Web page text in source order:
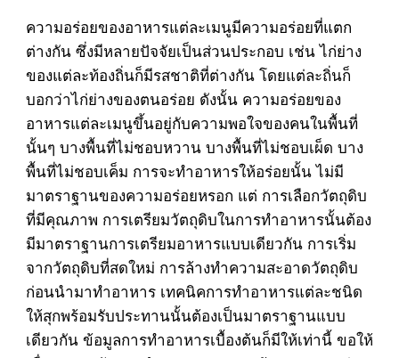
ความอร่อยของอาหารแต่ละเมนูมีความอร่อยที่แตก
ต่างกัน ซึ่งมีหลายปัจจัยเป็นส่วนประกอบ เช่น ไก่ย่าง
ของแต่ละท้องถิ่นก็มีรสชาติที่ต่างกัน โดยแต่ละถิ่นก็
บอกว่าไก่ย่างของตนอร่อย ดังนั้น ความอร่อยของ
อาหารแต่ละเมนูขึ้นอยู่กับความพอใจของคนในพื้นที่
นั้นๆ บางพื้นที่ไม่ชอบหวาน บางพื้นที่ไม่ชอบเผ็ด บาง
พื้นที่ไม่ชอบเค็ม การจะทำอาหารให้อร่อยนั้น ไม่มี
มาตราฐานของความอร่อยหรอก แต่ การเลือกวัตถุดิบ
ที่มีคุณภาพ การเตรียมวัตถุดิบในการทำอาหารนั้นต้อง
มีมาตราฐานการเตรียมอาหารแบบเดียวกัน การเริ่ม
จากวัตถุดิบที่สดใหม่ การล้างทำความสะอาดวัตถุดิบ
ก่อนนำมาทำอาหาร เทคนิคการทำอาหารแต่ละชนิด
ให้สุกพร้อมรับประทานนั้นต้องเป็นมาตราฐานแบบ
เดียวกัน ข้อมูลการทำอาหารเบื้องต้นก็มีให้เท่านี้ ขอให้